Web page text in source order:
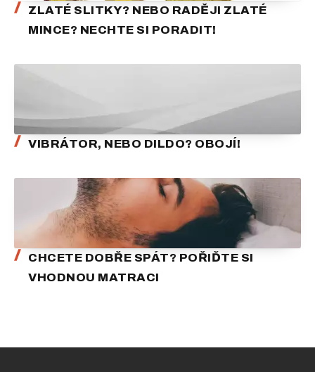
ZLATÉ SLITKY? NEBO RADĚJI ZLATÉ
MINCE? NECHTE SI PORADIT!
VIBRÁTOR, NEBO DILDO? OBOJÍ!
CHCETE DOBŘE SPÁT? POŘIĎTE SI
VHODNOU MATRACI